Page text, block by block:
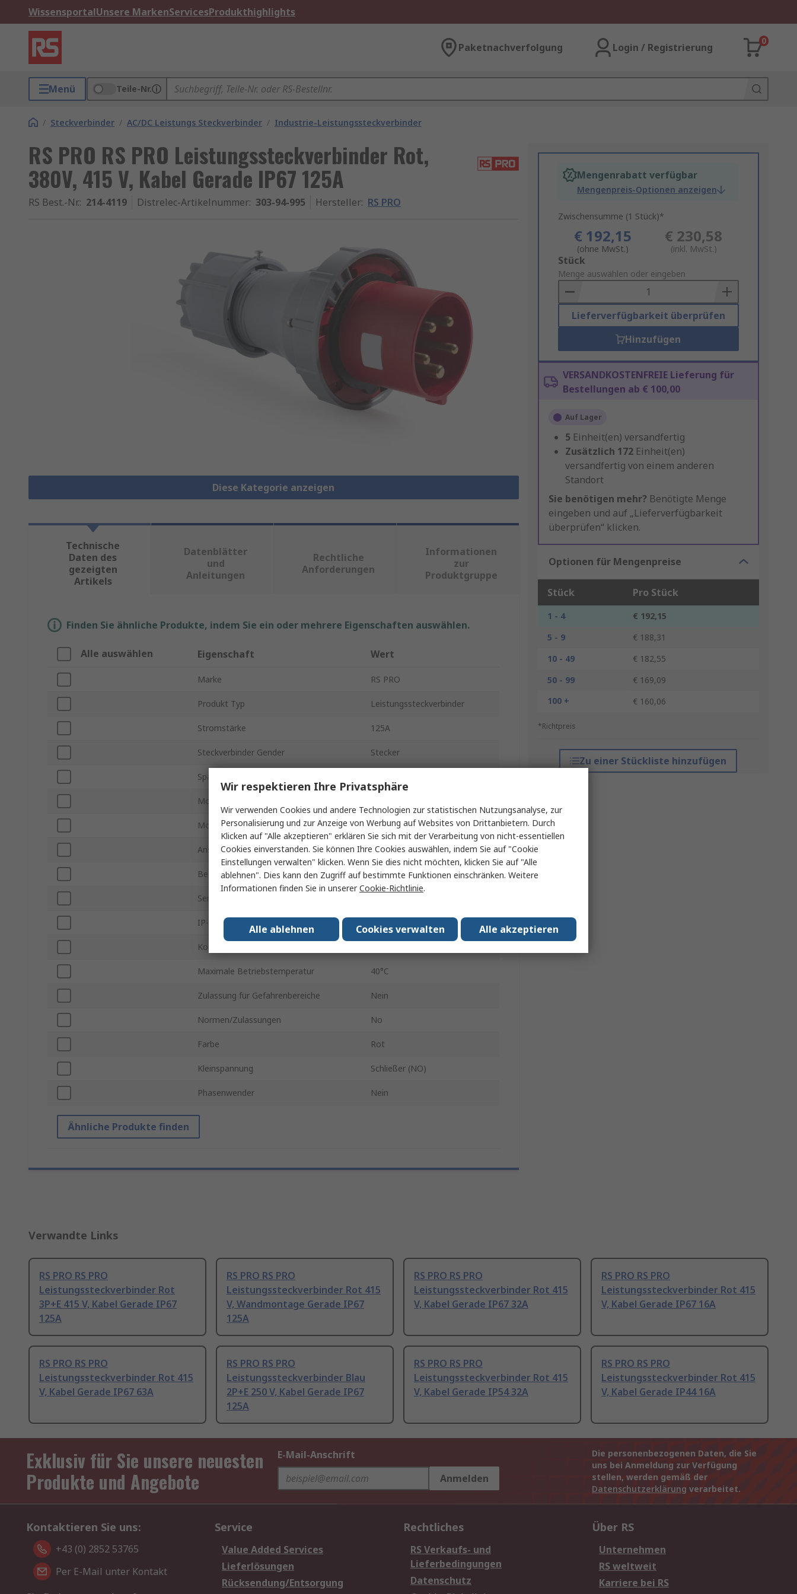
WissensportalUnsere MarkenServicesProdukthighlights
Paketnachverfolgung Login / Registrierung
0
Menü Teile-Nr.
/ Steckverbinder / AC/DC Leistungs Steckverbinder / Industrie-Leistungssteckverbinder
RS PRO RS PRO Leistungssteckverbinder Rot,
380V, 415 V, Kabel Gerade IP67 125A
RS Best.-Nr.: 214-4119 Distrelec-Artikelnummer: 303-94-995 Hersteller: RS PRO
Diese Kategorie anzeigen
Mengenrabatt verfügbar
Mengenpreis-Optionen anzeigen
Zwischensumme (1 Stück)*
€ 192,15
(ohne MwSt.)
€ 230,58
(inkl. MwSt.)
Add
to
Basket
Stück
Menge auswählen oder eingeben
Lieferverfügbarkeit überprüfen
Hinzufügen
VERSANDKOSTENFREIE Lieferung für
Bestellungen ab € 100,00
Auf Lager
5 Einheit(en) versandfertig
Zusätzlich 172 Einheit(en)
versandfertig von einem anderen
Standort
Sie benötigen mehr? Benötigte Menge
eingeben und auf „Lieferverfügbarkeit
überprüfen“ klicken.
Optionen für Mengenpreise
Stück Pro Stück
1 - 4
€ 192,15
5 - 9
€ 188,31
10 - 49
€ 182,55
50 - 99
€ 169,09
100 +
€ 160,06
*Richtpreis
Zu einer Stückliste hinzufügen
Technische
Daten des
gezeigten
Artikels
Datenblätter
und
Anleitungen
Rechtliche
Anforderungen
Informationen
zur
Produktgruppe
Finden Sie ähnliche Produkte, indem Sie ein oder mehrere Eigenschaften auswählen.
Alle auswählen Eigenschaft Wert
Marke RS PRO
Produkt Typ Leistungssteckverbinder
Stromstärke 125A
Steckverbinder Gender Stecker
Spannung
Montageart
Montageausrichtung Gerade
Anschlusstyp Steckbar
Betriebstemperatur min. -25°C
Serie
IP-Schutzart
Kontakt Gender
Maximale Betriebstemperatur 40°C
Zulassung für Gefahrenbereiche Nein
Normen/Zulassungen No
Farbe Rot
Kleinspannung Schließer (NO)
Phasenwender Nein
Ähnliche Produkte finden
Verwandte Links
RS PRO RS PRO
Leistungssteckverbinder Rot
3P+E 415 V, Kabel Gerade IP67
125A
RS PRO RS PRO
Leistungssteckverbinder Rot 415
V, Wandmontage Gerade IP67
125A
RS PRO RS PRO
Leistungssteckverbinder Rot 415
V, Kabel Gerade IP67 32A
RS PRO RS PRO
Leistungssteckverbinder Rot 415
V, Kabel Gerade IP67 16A
RS PRO RS PRO
Leistungssteckverbinder Rot 415
V, Kabel Gerade IP67 63A
RS PRO RS PRO
Leistungssteckverbinder Blau
2P+E 250 V, Kabel Gerade IP67
125A
RS PRO RS PRO
Leistungssteckverbinder Rot 415
V, Kabel Gerade IP54 32A
RS PRO RS PRO
Leistungssteckverbinder Rot 415
V, Kabel Gerade IP44 16A
Exklusiv für Sie unsere neuesten
Produkte und Angebote
E-Mail-Anschrift
Anmelden
Die personenbezogenen Daten, die Sie
uns bei Anmeldung zur Verfügung
stellen, werden gemäß der
Datenschutzerklärung verarbeitet.
Kontaktieren Sie uns:
+43 (0) 2852 53765
Per E-Mail unter Kontakt
Service
Value Added Services
Lieferlösungen
Rücksendung/Entsorgung
Rechtliches
RS Verkaufs- und
Lieferbedingungen
Datenschutz
Über RS
Unternehmen
RS weltweit
Karriere bei RS
Wir respektieren Ihre Privatsphäre
Wir verwenden Cookies und andere Technologien zur statistischen Nutzungsanalyse, zur
Personalisierung und zur Anzeige von Werbung auf Websites von Drittanbietern. Durch
Klicken auf "Alle akzeptieren" erklären Sie sich mit der Verarbeitung von nicht-essentiellen
Cookies einverstanden. Sie können Ihre Cookies auswählen, indem Sie auf "Cookie
Einstellungen verwalten" klicken. Wenn Sie dies nicht möchten, klicken Sie auf "Alle
ablehnen". Dies kann den Zugriff auf bestimmte Funktionen einschränken. Weitere
Informationen finden Sie in unsererCookie-Richtlinie.
Alle akzeptieren
Cookies verwalten
Alle ablehnen